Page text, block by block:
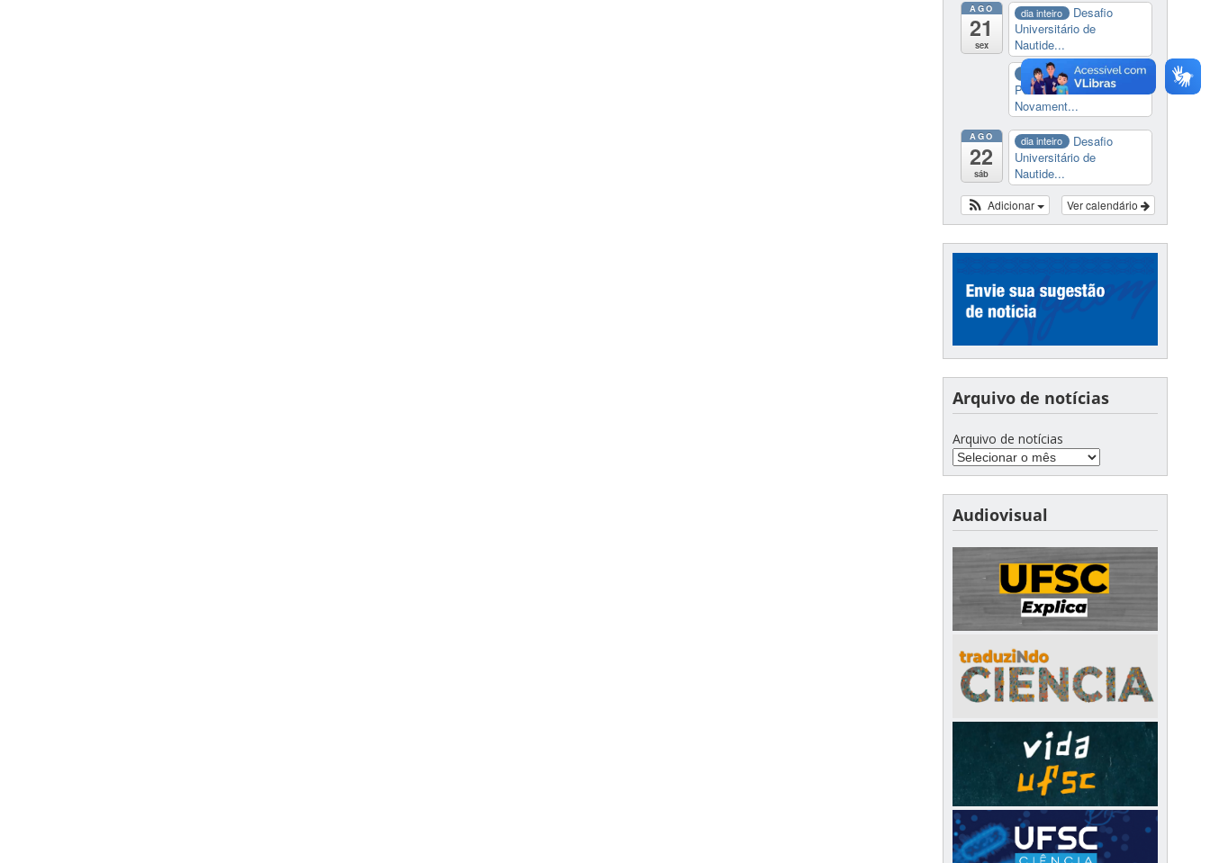
AGO
21
sex
dia inteiro
Desafio
Universitário de
Nautide...
dia inteiro
Exposição:
Perder Tudo.
Novament...
AGO
22
sáb
dia inteiro
Desafio
Universitário de
Nautide...
Ver calendário
Adicionar
Arquivo de notícias
Arquivo de notícias
Audiovisual